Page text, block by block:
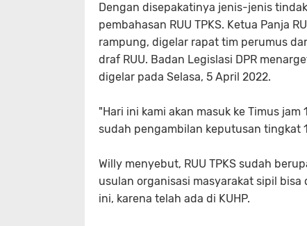
Dengan disepakatinya jenis-jenis
pembahasan RUU TPKS. Ketua Panja
rampung, digelar rapat tim perumus
draf RUU. Badan Legislasi DPR
digelar pada Selasa, 5 April 2022.
"Hari ini kami akan masuk ke Timus
sudah pengambilan keputusan tingkat
Willy menyebut, RUU TPKS sudah
usulan organisasi masyarakat sipil
ini, karena telah ada di KUHP.